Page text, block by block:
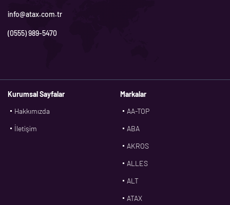
info@atax.com.tr
(0555) 989-5470
Kurumsal Sayfalar
Hakkımızda
İletişim
Markalar
AA-TOP
ABA
AKROS
ALLES
ALT
ATAX